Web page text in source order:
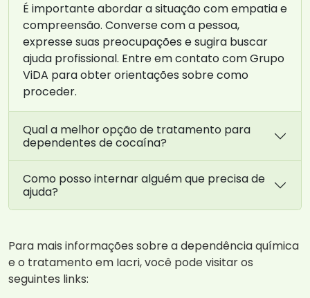
É importante abordar a situação com empatia e
compreensão. Converse com a pessoa,
expresse suas preocupações e sugira buscar
ajuda profissional. Entre em contato com Grupo
ViDA para obter orientações sobre como
proceder.
Qual a melhor opção de tratamento para
dependentes de cocaína?
Como posso internar alguém que precisa de
ajuda?
Para mais informações sobre a dependência química
e o tratamento em Iacri, você pode visitar os
seguintes links: